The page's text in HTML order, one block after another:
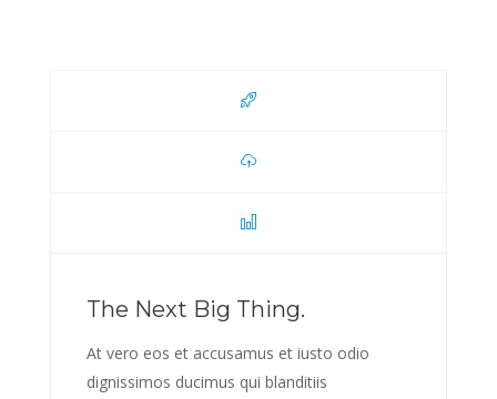
The Next Big Thing.
At vero eos et accusamus et iusto odio
dignissimos ducimus qui blanditiis